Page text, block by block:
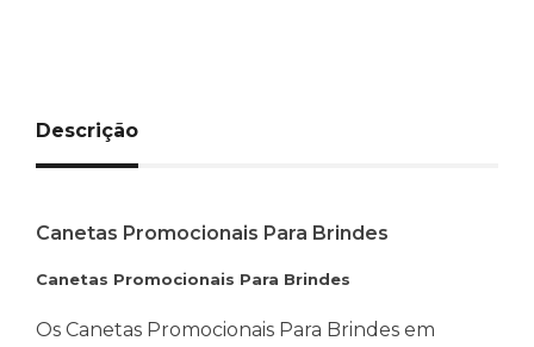
Descrição
Canetas Promocionais Para Brindes
Canetas Promocionais Para Brindes
Os Canetas Promocionais Para Brindes em